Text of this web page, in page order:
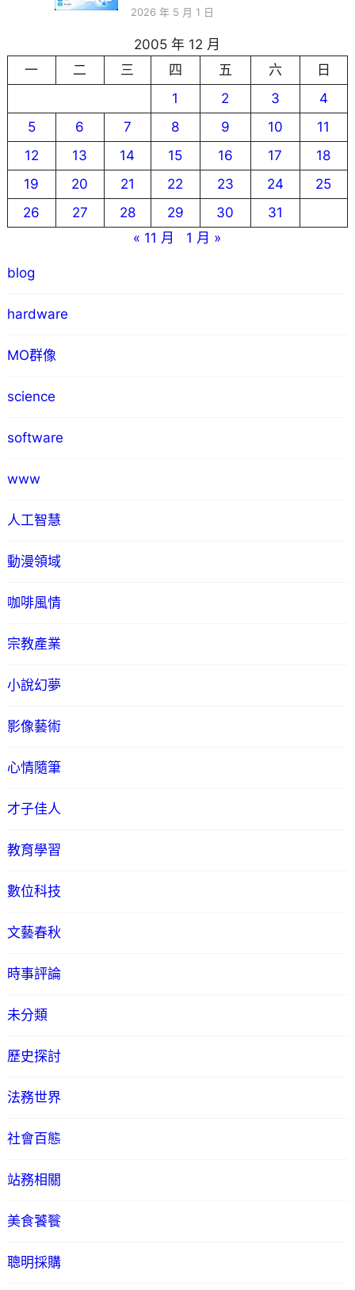
2026 年 5 月 1 日
2005 年 12 月
一
二 三 四 五 六
日
1
2 3
4
5
6 7 8 9 10
11
12
13 14 15 16 17
18
19
20 21 22 23 24
25
26
27 28 29 30
31
« 11 月
1 月 »
blog
hardware
MO群像
science
software
www
人工智慧
動漫領域
咖啡風情
宗教產業
小說幻夢
影像藝術
心情隨筆
才子佳人
教育學習
數位科技
文藝春秋
時事評論
未分類
歷史探討
法務世界
社會百態
站務相關
美食饕餮
聰明採購